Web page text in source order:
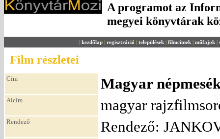
A programot az
megyei könyvtárak
| kezdőlap | regisztráció | települések | filmcímek | műfajok |
Film részletei
Cím Magyar
Alcím magyar
Rendező Rendező: